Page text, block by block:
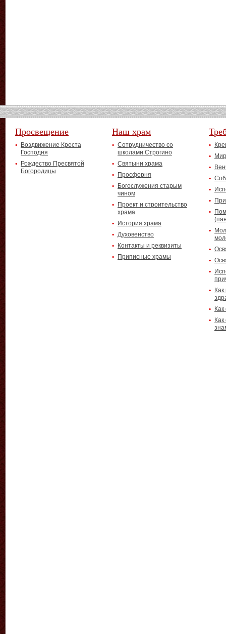
Просвещение
Воздвижение Креста
Господня
Рождество Пресвятой
Богородицы
Наш храм
Сотрудничество со
школами Строгино
Святыни храма
Просфорня
Богослужения старым
чином
Проект и строительство
храма
История храма
Духовенство
Контакты и реквизиты
Приписные храмы
Как